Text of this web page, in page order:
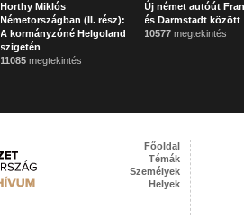
Horthy Miklós
Németországban (II. rész):
A kormányzóné Helgoland
szigetén
11085 megtekintés
Új német autóút
és Darmstadt között
10577 megtekintés
Főoldal
Témák
Személyek
Helyek